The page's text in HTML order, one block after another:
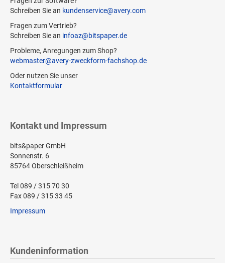
Schreiben Sie an kundenservice@avery.com
Fragen zum Vertrieb?
Schreiben Sie an infoaz@bitspaper.de
Probleme, Anregungen zum Shop?
webmaster@avery-zweckform-fachshop.de
Oder nutzen Sie unser
Kontaktformular
Kontakt und Impressum
bits&paper GmbH
Sonnenstr. 6
85764 Oberschleißheim
Tel 089 / 315 70 30
Fax 089 / 315 33 45
Impressum
Kundeninformation